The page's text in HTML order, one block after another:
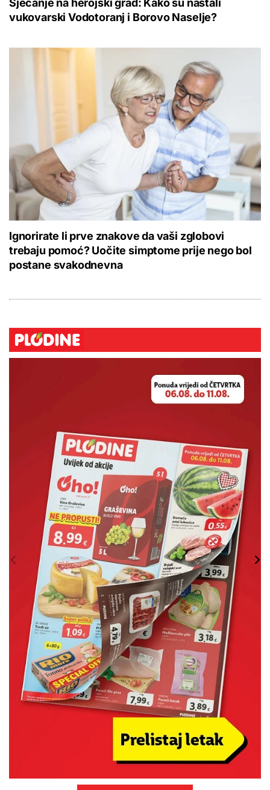
Sjećanje na herojski grad: Kako su nastali
vukovarski Vodotoranj i Borovo Naselje?
Ignorirate li prve znakove da vaši zglobovi
trebaju pomoć? Uočite simptome prije nego bol
postane svakodnevna